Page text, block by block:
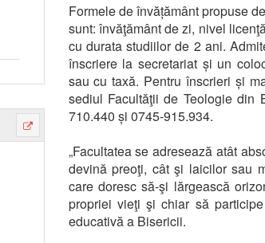
Formele de învățământ propuse
sunt: învăţământ de zi, nivel
cu durata studiilor de 2 ani.
înscriere la secretariat și un
sau cu taxă. Pentru înscrieri și
sediul Facultăţii de Teologie din
710.440 și 0745-915.934.
„Facultatea se adresează atât
devină preoţi, cât şi laicilor sau
care doresc să-şi lărgească
propriei vieţi şi chiar să
educativă a Bisericii.